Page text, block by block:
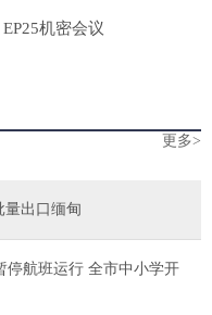
机密会议
更多>
量出口缅甸
停航班运行 全市中小学开